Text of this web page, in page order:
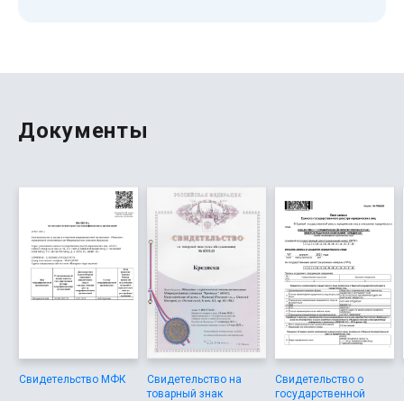
Документы
Свидетельство МФК
Свидетельство на
товарный знак
Свидетельство о
государственной